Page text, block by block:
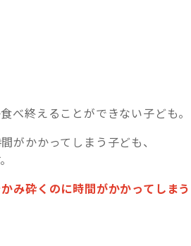
べ終えることができない子ども。
がかかってしまう子ども、
み砕くのに時間がかかってしまう